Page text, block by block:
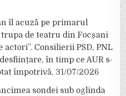
îl acuză pe primarul
de teatru din Focșani
actori”. Consilierii PSD, PNL
în timp ce AUR s-
împotrivă. 31/07/2026
sondei sub oglinda